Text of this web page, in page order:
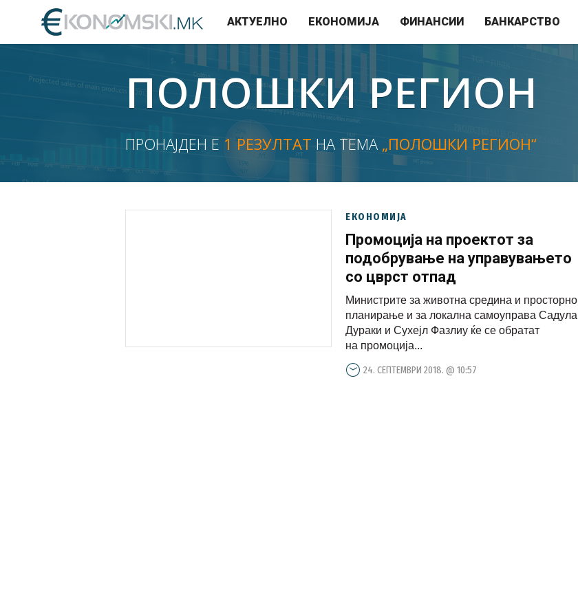
АКТУЕЛНО ЕКОНОМИЈА ФИНАНСИИ БАНКАРСТВО
ПОЛОШКИ РЕГИОН
ПРОНАЈДЕН Е 1 РЕЗУЛТАТ НА ТЕМА „ПОЛОШКИ РЕГИОН“
ЕКОНОМИЈА
Промоција на проектот за
подобрување на управувањето
со цврст отпад
Министрите за животна средина и просторно
планирање и за локална самоуправа Садула
Дураки и Сухејл Фазлиу ќе се обратат
на промоција...
24. СЕПТЕМВРИ 2018. @ 10:57